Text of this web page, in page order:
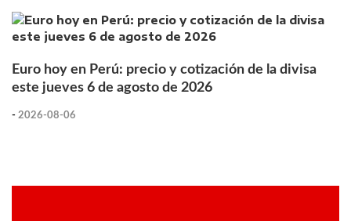
Euro hoy en Perú: precio y cotización de la divisa
este jueves 6 de agosto de 2026
- 2026-08-06